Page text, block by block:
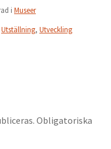
i Museer
Utställning, Utveckling
Obligatoriska